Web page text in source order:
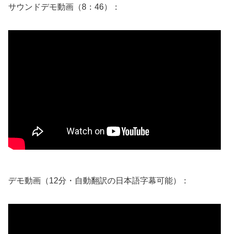
サウンドデモ動画（8：46）：
デモ動画（12分・自動翻訳の日本語字幕可能）：